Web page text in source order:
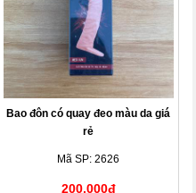
Bao đôn có quay đeo màu da giá
rẻ
Mã SP: 2626
200,000đ